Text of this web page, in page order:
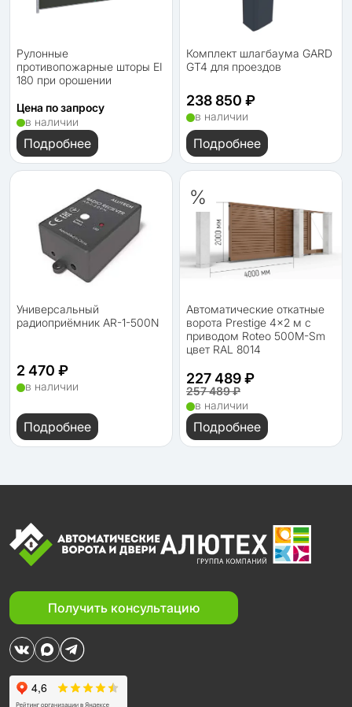
Рулонные
противопожарные шторы EI
180 при орошении
Цена по запросу
в наличии
Подробнее
Комплект шлагбаума GARD
GT4 для проездов
238 850 ₽
в наличии
Подробнее
Универсальный
радиоприёмник AR-1-500N
2 470 ₽
в наличии
Подробнее
%
Автоматические откатные
ворота Prestige 4x2 м с
приводом Roteo 500M-Sm
цвет RAL 8014
227 489 ₽
257 489 ₽
в наличии
Подробнее
Получить консультацию